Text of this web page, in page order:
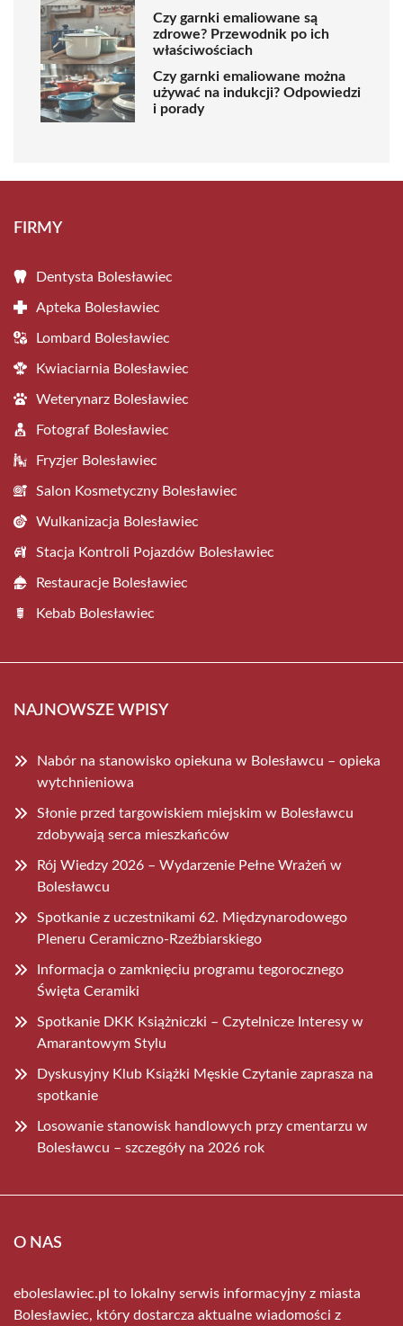
Czy garnki emaliowane są
zdrowe? Przewodnik po ich
właściwościach
Czy garnki emaliowane można
używać na indukcji? Odpowiedzi
i porady
FIRMY
Dentysta Bolesławiec
Apteka Bolesławiec
Lombard Bolesławiec
Kwiaciarnia Bolesławiec
Weterynarz Bolesławiec
Fotograf Bolesławiec
Fryzjer Bolesławiec
Salon Kosmetyczny Bolesławiec
Wulkanizacja Bolesławiec
Stacja Kontroli Pojazdów Bolesławiec
Restauracje Bolesławiec
Kebab Bolesławiec
NAJNOWSZE WPISY
Nabór na stanowisko opiekuna w Bolesławcu – opieka
wytchnieniowa
Słonie przed targowiskiem miejskim w Bolesławcu
zdobywają serca mieszkańców
Rój Wiedzy 2026 – Wydarzenie Pełne Wrażeń w
Bolesławcu
Spotkanie z uczestnikami 62. Międzynarodowego
Pleneru Ceramiczno-Rzeźbiarskiego
Informacja o zamknięciu programu tegorocznego
Święta Ceramiki
Spotkanie DKK Książniczki – Czytelnicze Interesy w
Amarantowym Stylu
Dyskusyjny Klub Książki Męskie Czytanie zaprasza na
spotkanie
Losowanie stanowisk handlowych przy cmentarzu w
Bolesławcu – szczegóły na 2026 rok
O NAS
eboleslawiec.pl to lokalny serwis informacyjny z miasta
Bolesławiec, który dostarcza aktualne wiadomości z